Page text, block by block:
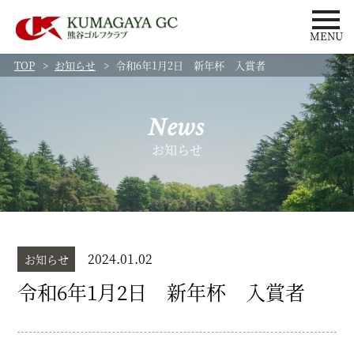
MENU
TOP
お知らせ 令和6年1月2日 新年杯 入賞者
News
お知らせ
お知らせ 2024.01.02
令和6年1月2日 新年杯 入賞者